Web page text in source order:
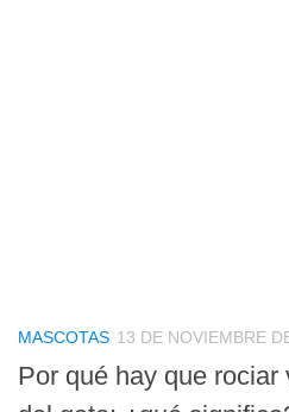
MASCOTAS 13 DE NOVIEMBRE
Por qué hay que